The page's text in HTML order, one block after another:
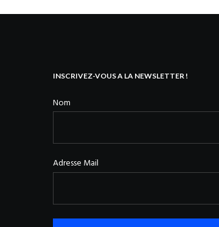
INSCRIVEZ-VOUS A LA NEWSLETTER !
Nom
Adresse Mail